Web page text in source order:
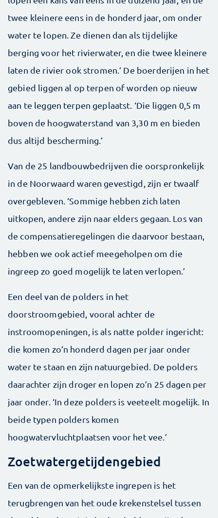
twee kleinere eens in de honderd jaar, om onder
water te lopen. Ze dienen dan als tijdelijke
berging voor het rivierwater, en die twee kleinere
laten de rivier ook stromen.’ De boerderijen in het
gebied liggen al op terpen of worden op nieuw
aan te leggen terpen geplaatst. ‘Die liggen 0,5 m
boven de hoogwaterstand van 3,30 m en bieden
dus altijd bescherming.’
Van de 25 landbouwbedrijven die oorspronkelijk
in de Noorwaard waren gevestigd, zijn er twaalf
overgebleven. ‘Sommige hebben zich laten
uitkopen, andere zijn naar elders gegaan. Los van
de compensatieregelingen die daarvoor bestaan,
hebben we ook actief meegeholpen om die
ingreep zo goed mogelijk te laten verlopen.’
Een deel van de polders in het
doorstroomgebied, vooral achter de
instroomopeningen, is als natte polder ingericht:
die komen zo’n honderd dagen per jaar onder
water te staan en zijn natuurgebied. De polders
daarachter zijn droger en lopen zo’n 25 dagen per
jaar onder. ‘In deze polders is veeteelt mogelijk. In
beide typen polders komen
hoogwatervluchtplaatsen voor het vee.’
Zoetwatergetijdengebied
Een van de opmerkelijkste ingrepen is het
terugbrengen van het oude krekenstelsel tussen